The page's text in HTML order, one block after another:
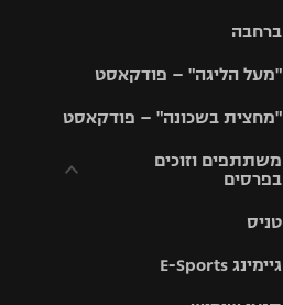
ברחבה
"מעל הליגה" – פודקאסט
"מחצית בשכונה" – פודקאסט
משתתפים וזוכים
בפרסים
וזוכים בפרסים
טניס
גיימינג E-Sports